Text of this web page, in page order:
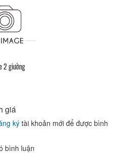
2 giường
giá
ký tài khoản mới để được bình
bình luận